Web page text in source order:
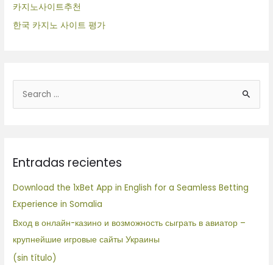
카지노사이트추천
한국 카지노 사이트 평가
u
a
r
:
Entradas recientes
Download the 1xBet App in English for a Seamless Betting
Experience in Somalia
Вход в онлайн-казино и возможность сыграть в авиатор –
крупнейшие игровые сайты Украины
(sin título)